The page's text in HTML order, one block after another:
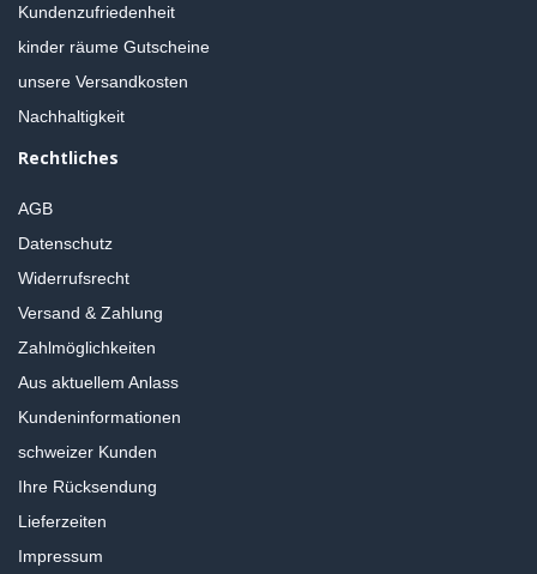
Kundenzufriedenheit
kinder räume Gutscheine
unsere Versandkosten
Nachhaltigkeit
Rechtliches
AGB
Datenschutz
Widerrufsrecht
Versand & Zahlung
Zahlmöglichkeiten
Aus aktuellem Anlass
Kundeninformationen
schweizer Kunden
Ihre Rücksendung
Lieferzeiten
Impressum